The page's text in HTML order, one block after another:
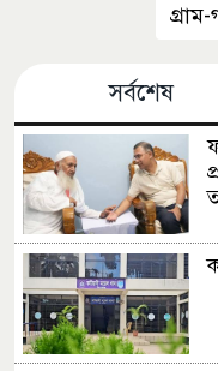
সর্বশেষ